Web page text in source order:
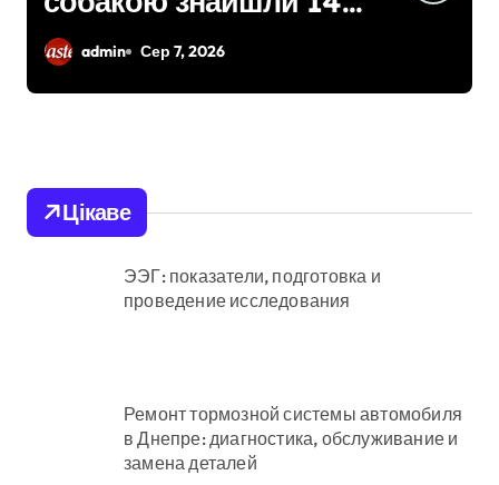
червонокнижний
Київщині
admin Сер 7, 2026
Цікаве
ЭЭГ: показатели, подготовка и
проведение исследования
Ремонт тормозной системы автомобиля
в Днепре: диагностика, обслуживание и
замена деталей